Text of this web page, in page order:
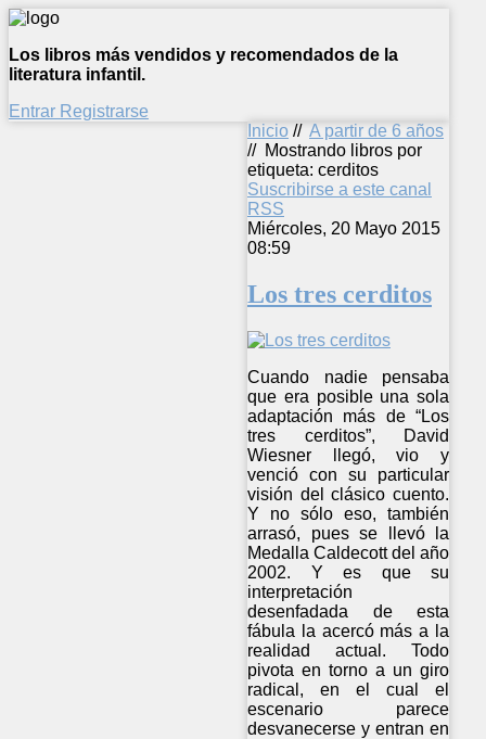
Los libros más vendidos y recomendados de la
literatura infantil.
Entrar Registrarse
Inicio // A partir de 6 años
// Mostrando libros por
etiqueta: cerditos
Suscribirse a este canal
RSS
Miércoles, 20 Mayo 2015
08:59
Los tres cerditos
Cuando nadie pensaba
que era posible una sola
adaptación más de “Los
tres cerditos”, David
Wiesner llegó, vio y
venció con su particular
visión del clásico cuento.
Y no sólo eso, también
arrasó, pues se llevó la
Medalla Caldecott del año
2002. Y es que su
interpretación
desenfadada de esta
fábula la acercó más a la
realidad actual. Todo
pivota en torno a un giro
radical, en el cual el
escenario parece
desvanecerse y entran en